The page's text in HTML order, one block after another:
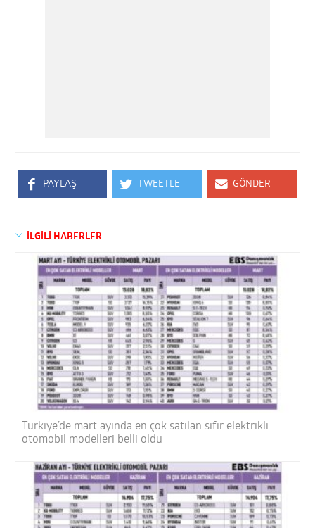
PAYLAŞ TWEETLE GÖNDER
İLGİLİ HABERLER
Türkiye’de mart ayında en çok satılan sıfır elektrikli
otomobil modelleri belli oldu